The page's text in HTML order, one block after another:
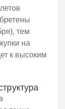
тем
на
к высоким